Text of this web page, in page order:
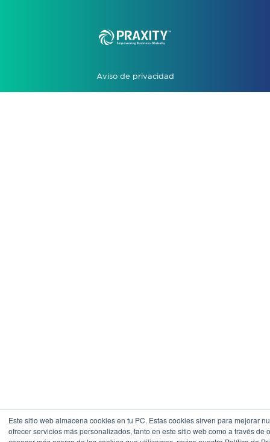
Este sitio web almacena cookies en tu PC. Estas cookies sirven para mejorar
ofrecer servicios más personalizados, tanto en este sitio web como a través de
Aviso de privacidad